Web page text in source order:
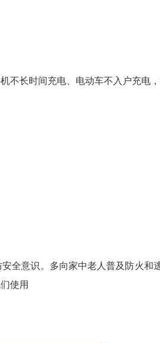
长时间充电、电动车不入户充电，
意识。多向家中老人普及防火和
使用